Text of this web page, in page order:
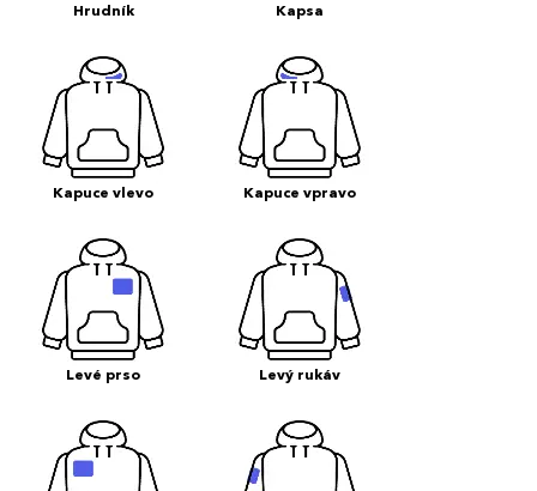
Hrudník Kapsa
Kapuce vlevo Kapuce vpravo
Levé prso Levý rukáv